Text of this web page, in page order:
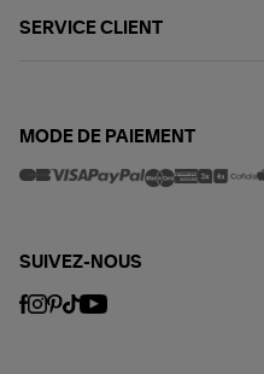
SERVICE CLIENT
MODE DE PAIEMENT
SUIVEZ-NOUS